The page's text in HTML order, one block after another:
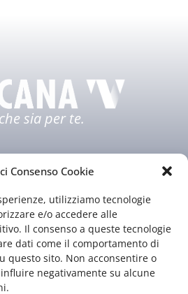
Consenso Cookie
utilizziamo tecnologie
e/o accedere alle
Il consenso a queste tecnologie
dati come il comportamento di
questo sito. Non acconsentire o
negativamente su alcune
sia per te.
Il nostro staff
Contatti